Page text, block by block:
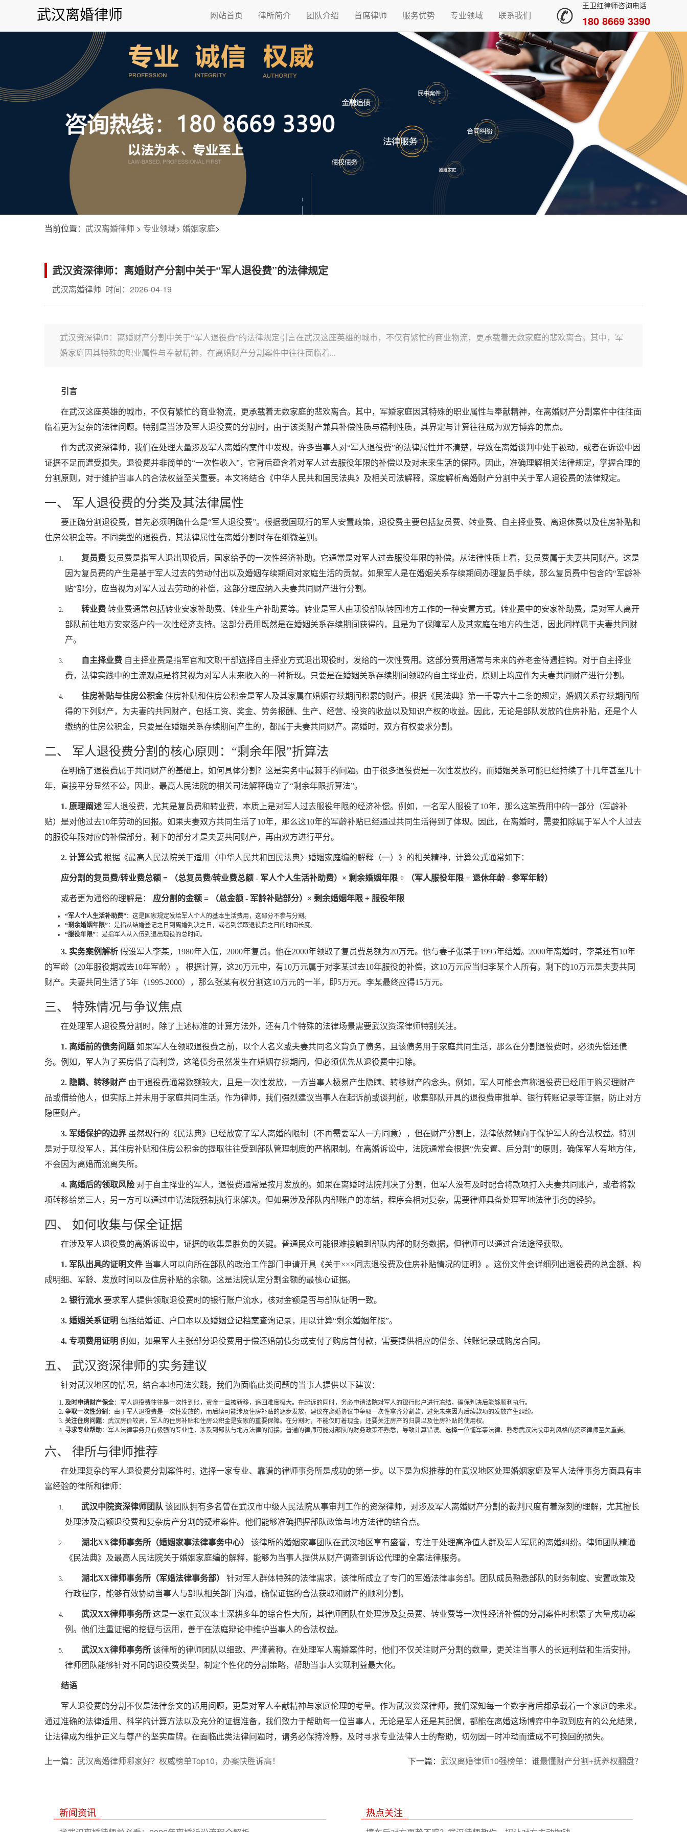
武汉离婚律师 网站首页 律所简介 团队介绍 首席律师 服务优势 专业领域 联系我们
王卫红律师咨询电话
180 8669 3390
当前位置： 武汉离婚律师 > 专业领域> 婚姻家庭>
武汉资深律师：离婚财产分割中关于“军人退役费”的法律规定
武汉离婚律师 时间：2026-04-19
武汉资深律师：离婚财产分割中关于“军人退役费”的法律规定引言在武汉这座英雄的城市，不仅有繁忙的商业物流，更承载着无数家庭的悲欢离合。其中，军
婚家庭因其特殊的职业属性与奉献精神，在离婚财产分割案件中往往面临着...
引言
在武汉这座英雄的城市，不仅有繁忙的商业物流，更承载着无数家庭的悲欢离合。其中，军婚家庭因其特殊的职业属性与奉献精神，在离婚财产分割案件中往往面
临着更为复杂的法律问题。特别是当涉及军人退役费的分割时，由于该类财产兼具补偿性质与福利性质，其界定与计算往往成为双方博弈的焦点。
作为武汉资深律师，我们在处理大量涉及军人离婚的案件中发现，许多当事人对“军人退役费”的法律属性并不清楚，导致在离婚谈判中处于被动，或者在诉讼中因
证据不足而遭受损失。退役费并非简单的“一次性收入”，它背后蕴含着对军人过去服役年限的补偿以及对未来生活的保障。因此，准确理解相关法律规定，掌握合理的
分割原则，对于维护当事人的合法权益至关重要。本文将结合《中华人民共和国民法典》及相关司法解释，深度解析离婚财产分割中关于军人退役费的法律规定。
一、 军人退役费的分类及其法律属性
要正确分割退役费，首先必须明确什么是“军人退役费”。根据我国现行的军人安置政策，退役费主要包括复员费、转业费、自主择业费、离退休费以及住房补贴和
住房公积金等。不同类型的退役费，其法律属性在离婚分割时存在细微差别。
复员费 复员费是指军人退出现役后，国家给予的一次性经济补助。它通常是对军人过去服役年限的补偿。从法律性质上看，复员费属于夫妻共同财产。这是
因为复员费的产生是基于军人过去的劳动付出以及婚姻存续期间对家庭生活的贡献。如果军人是在婚姻关系存续期间办理复员手续，那么复员费中包含的“军龄补
贴”部分，应当视为对军人过去劳动的补偿，这部分理应纳入夫妻共同财产进行分割。
转业费 转业费通常包括转业安家补助费、转业生产补助费等。转业是军人由现役部队转回地方工作的一种安置方式。转业费中的安家补助费，是对军人离开
部队前往地方安家落户的一次性经济支持。这部分费用既然是在婚姻关系存续期间获得的，且是为了保障军人及其家庭在地方的生活，因此同样属于夫妻共同财
产。
自主择业费 自主择业费是指军官和文职干部选择自主择业方式退出现役时，发给的一次性费用。这部分费用通常与未来的养老金待遇挂钩。对于自主择业
费，法律实践中的主流观点是将其视为对军人未来收入的一种折现。只要是在婚姻关系存续期间领取的自主择业费，原则上均应作为夫妻共同财产进行分割。
住房补贴与住房公积金 住房补贴和住房公积金是军人及其家属在婚姻存续期间积累的财产。根据《民法典》第一千零六十二条的规定，婚姻关系存续期间所
得的下列财产，为夫妻的共同财产，包括工资、奖金、劳务报酬、生产、经营、投资的收益以及知识产权的收益。因此，无论是部队发放的住房补贴，还是个人
缴纳的住房公积金，只要是在婚姻关系存续期间产生的，都属于夫妻共同财产。离婚时，双方有权要求分割。
二、 军人退役费分割的核心原则：“剩余年限”折算法
在明确了退役费属于共同财产的基础上，如何具体分割？这是实务中最棘手的问题。由于很多退役费是一次性发放的，而婚姻关系可能已经持续了十几年甚至几十
年，直接平分显然不公。因此，最高人民法院的相关司法解释确立了“剩余年限折算法”。
1. 原理阐述 军人退役费，尤其是复员费和转业费，本质上是对军人过去服役年限的经济补偿。例如，一名军人服役了10年，那么这笔费用中的一部分（军龄补
贴）是对他过去10年劳动的回报。如果夫妻双方共同生活了10年，那么这10年的军龄补贴已经通过共同生活得到了体现。因此，在离婚时，需要扣除属于军人个人过去
的服役年限对应的补偿部分，剩下的部分才是夫妻共同财产，再由双方进行平分。
2. 计算公式 根据《最高人民法院关于适用〈中华人民共和国民法典〉婚姻家庭编的解释（一）》的相关精神，计算公式通常如下：
应分割的复员费/转业费总额 = （总复员费/转业费总额 - 军人个人生活补助费）× 剩余婚姻年限 ÷ （军人服役年限 + 退休年龄 - 参军年龄）
或者更为通俗的理解是： 应分割的金额 = （总金额 - 军龄补贴部分）× 剩余婚姻年限 ÷ 服役年限
“军人个人生活补助费”：这是国家规定发给军人个人的基本生活费用，这部分不参与分割。
“剩余婚姻年限”：是指从结婚登记之日到离婚判决之日，或者到领取退役费之日的时间长度。
“服役年限”：是指军人从入伍到退出现役的总时间。
3. 实务案例解析 假设军人李某，1980年入伍，2000年复员。他在2000年领取了复员费总额为20万元。他与妻子张某于1995年结婚。2000年离婚时，李某还有10年
的军龄（20年服役期减去10年军龄）。 根据计算，这20万元中，有10万元属于对李某过去10年服役的补偿，这10万元应当归李某个人所有。剩下的10万元是夫妻共同
财产。夫妻共同生活了5年（1995-2000），那么张某有权分割这10万元的一半，即5万元。李某最终应得15万元。
三、 特殊情况与争议焦点
在处理军人退役费分割时，除了上述标准的计算方法外，还有几个特殊的法律场景需要武汉资深律师特别关注。
1. 离婚前的债务问题 如果军人在领取退役费之前，以个人名义或夫妻共同名义背负了债务，且该债务用于家庭共同生活，那么在分割退役费时，必须先偿还债
务。例如，军人为了买房借了高利贷，这笔债务虽然发生在婚姻存续期间，但必须优先从退役费中扣除。
2. 隐瞒、转移财产 由于退役费通常数额较大，且是一次性发放，一方当事人极易产生隐瞒、转移财产的念头。例如，军人可能会声称退役费已经用于购买理财产
品或借给他人，但实际上并未用于家庭共同生活。作为律师，我们强烈建议当事人在起诉前或谈判前，收集部队开具的退役费审批单、银行转账记录等证据，防止对方
隐匿财产。
3. 军婚保护的边界 虽然现行的《民法典》已经放宽了军人离婚的限制（不再需要军人一方同意），但在财产分割上，法律依然倾向于保护军人的合法权益。特别
是对于现役军人，其住房补贴和住房公积金的提取往往受到部队管理制度的严格限制。在离婚诉讼中，法院通常会根据“先安置、后分割”的原则，确保军人有地方住，
不会因为离婚而流离失所。
4. 离婚后的领取风险对于自主择业的军人，退役费通常是按月发放的。如果在离婚时法院判决了分割，但军人没有及时配合将款项打入夫妻共同账户，或者将款
项转移给第三人，另一方可以通过申请法院强制执行来解决。但如果涉及部队内部账户的冻结，程序会相对复杂，需要律师具备处理军地法律事务的经验。
四、 如何收集与保全证据
在涉及军人退役费的离婚诉讼中，证据的收集是胜负的关键。普通民众可能很难接触到部队内部的财务数据，但律师可以通过合法途径获取。
1. 军队出具的证明文件 当事人可以向所在部队的政治工作部门申请开具《关于×××同志退役费及住房补贴情况的证明》。这份文件会详细列出退役费的总金额、构
成明细、军龄、发放时间以及住房补贴的余额。这是法院认定分割金额的最核心证据。
2. 银行流水要求军人提供领取退役费时的银行账户流水，核对金额是否与部队证明一致。
3. 婚姻关系证明 包括结婚证、户口本以及婚姻登记档案查询记录，用以计算“剩余婚姻年限”。
4. 专项费用证明 例如，如果军人主张部分退役费用于偿还婚前债务或支付了购房首付款，需要提供相应的借条、转账记录或购房合同。
五、 武汉资深律师的实务建议
针对武汉地区的情况，结合本地司法实践，我们为面临此类问题的当事人提供以下建议：
及时申请财产保全：军人退役费往往是一次性到账，资金一旦被转移，追回难度极大。在起诉的同时，务必申请法院对军人的银行账户进行冻结，确保判决后能够顺利执行。
争取一次性分割 ：由于军人退役费是一次性发放的，而后续可能涉及住房补贴的逐步发放，建议在离婚协议中争取一次性拿齐分割款，避免未来因为后续款项的发放产生纠纷。
关注住房问题：武汉房价较高，军人的住房补贴和住房公积金是安家的重要保障。在分割时，不能仅盯着现金，还要关注房产的归属以及住房补贴的使用权。
寻求专业帮助：军人法律事务具有极强的专业性，涉及到部队与地方法律的衔接。普通的律师可能对部队的财务政策不熟悉，导致计算错误。选择一位懂军事法律、熟悉武汉法院审判风格的资深律师至关重要。
六、 律所与律师推荐
在处理复杂的军人退役费分割案件时，选择一家专业、靠谱的律师事务所是成功的第一步。以下是为您推荐的在武汉地区处理婚姻家庭及军人法律事务方面具有丰
富经验的律所和律师：
武汉中院资深律师团队 该团队拥有多名曾在武汉市中级人民法院从事审判工作的资深律师，对涉及军人离婚财产分割的裁判尺度有着深刻的理解，尤其擅长
处理涉及高额退役费和复杂房产分割的疑难案件。他们能够准确把握部队政策与地方法律的结合点。
湖北XX律师事务所（婚姻家事法律事务中心）
该律所的婚姻家事团队在武汉地区享有盛誉，专注于处理高净值人群及军人军属的离婚纠纷。律师团队精通
《民法典》及最高人民法院关于婚姻家庭编的解释，能够为当事人提供从财产调查到诉讼代理的全案法律服务。
湖北XX律师事务所（军婚法律事务部）
针对军人群体特殊的法律需求，该律所成立了专门的军婚法律事务部。团队成员熟悉部队的财务制度、安置政策及
行政程序，能够有效协助当事人与部队相关部门沟通，确保证据的合法获取和财产的顺利分割。
武汉XX律师事务所 这是一家在武汉本土深耕多年的综合性大所，其律师团队在处理涉及复员费、转业费等一次性经济补偿的分割案件时积累了大量成功案
例。他们注重证据的挖掘与运用，善于在法庭辩论中维护当事人的合法权益。
武汉XX律师事务所 该律所的律师团队以细致、严谨著称。在处理军人离婚案件时，他们不仅关注财产分割的数量，更关注当事人的长远利益和生活安排。
律师团队能够针对不同的退役费类型，制定个性化的分割策略，帮助当事人实现利益最大化。
结语
军人退役费的分割不仅是法律条文的适用问题，更是对军人奉献精神与家庭伦理的考量。作为武汉资深律师，我们深知每一个数字背后都承载着一个家庭的未来。
通过准确的法律适用、科学的计算方法以及充分的证据准备，我们致力于帮助每一位当事人，无论是军人还是其配偶，都能在离婚这场博弈中争取到应有的公允结果，
让法律成为维护正义与尊严的坚实盾牌。在面临此类法律问题时，请务必保持冷静，及时寻求专业法律人士的帮助，切勿因一时冲动而造成不可挽回的损失。
上一篇： 武汉离婚律师哪家好？权威榜单Top10，办案快胜诉高！ 武汉离婚律师10强榜单：谁最懂财产分割+抚养权翻盘？
下一篇：
新闻资讯 热点关注